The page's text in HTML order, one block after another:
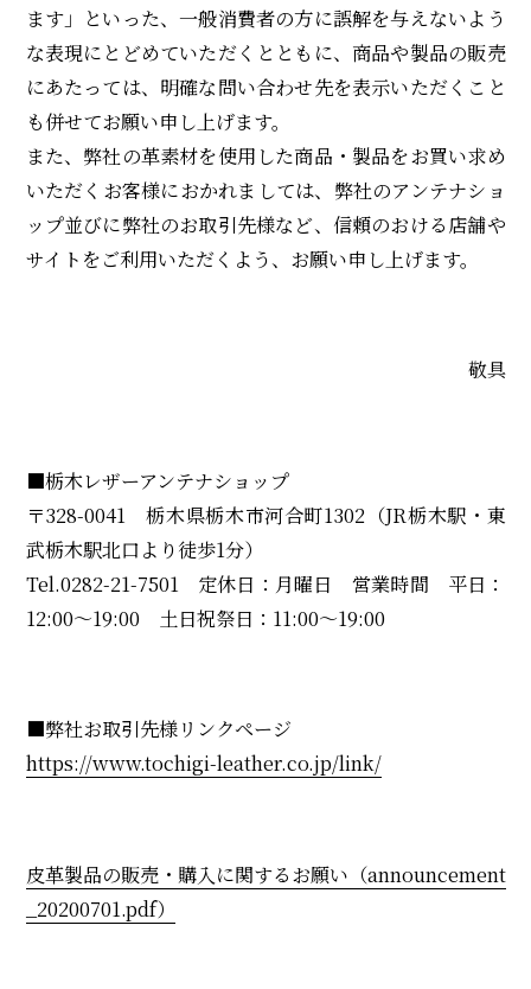
ます」といった、一般消費者の方に誤解を与えないよう
な表現にとどめていただくとともに、商品や製品の販売
にあたっては、明確な問い合わせ先を表示いただくこと
も併せてお願い申し上げます。
また、弊社の革素材を使用した商品・製品をお買い求め
いただくお客様におかれましては、弊社のアンテナショ
ップ並びに弊社のお取引先様など、信頼のおける店舗や
サイトをご利用いただくよう、お願い申し上げます。
敬具
■栃木レザーアンテナショップ
〒328-0041 栃木県栃木市河合町1302（JR栃木駅・東
武栃木駅北口より徒歩1分）
Tel.0282-21-7501 定休日：月曜日 営業時間 平日：
12:00～19:00 土日祝祭日：11:00～19:00
■弊社お取引先様リンクページ
https://www.tochigi-leather.co.jp/link/
皮革製品の販売・購入に関するお願い（announcement
_20200701.pdf）